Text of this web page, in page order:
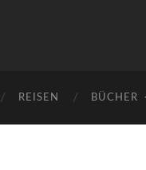
REISEN BÜCHER